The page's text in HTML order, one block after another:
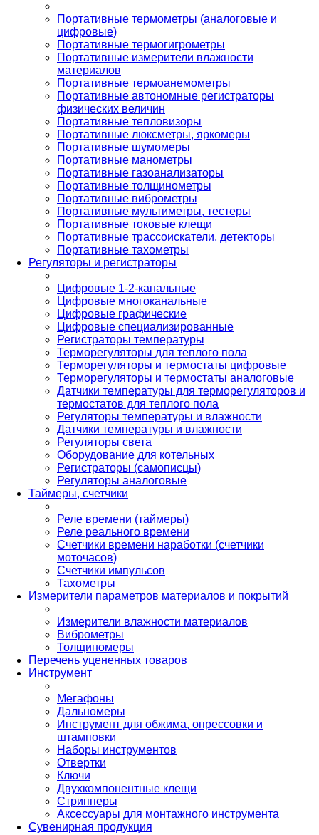
Портативные термометры (аналоговые и
цифровые)
Портативные термогигрометры
Портативные измерители влажности
материалов
Портативные термоанемометры
Портативные автономные регистраторы
физических величин
Портативные тепловизоры
Портативные люксметры, яркомеры
Портативные шумомеры
Портативные манометры
Портативные газоанализаторы
Портативные толщинометры
Портативные виброметры
Портативные мультиметры, тестеры
Портативные токовые клещи
Портативные трассоискатели, детекторы
Портативные тахометры
Регуляторы и регистраторы
Цифровые 1-2-канальные
Цифровые многоканальные
Цифровые графические
Цифровые специализированные
Регистраторы температуры
Терморегуляторы для теплого пола
Терморегуляторы и термостаты цифровые
Терморегуляторы и термостаты аналоговые
Датчики температуры для терморегуляторов и
термостатов для теплого пола
Регуляторы температуры и влажности
Датчики температуры и влажности
Регуляторы света
Оборудование для котельных
Регистраторы (самописцы)
Регуляторы аналоговые
Таймеры, счетчики
Реле времени (таймеры)
Реле реального времени
Счетчики времени наработки (счетчики
моточасов)
Счетчики импульсов
Тахометры
Измерители параметров материалов и покрытий
Измерители влажности материалов
Виброметры
Толщиномеры
Перечень уцененных товаров
Инструмент
Мегафоны
Дальномеры
Инструмент для обжима, опрессовки и
штамповки
Наборы инструментов
Отвертки
Ключи
Двухкомпонентные клещи
Стрипперы
Аксессуары для монтажного инструмента
Сувенирная продукция